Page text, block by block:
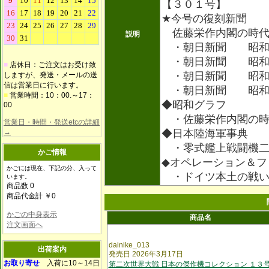
■ 店休日：ご注文はお受け致
しますが、発送・メールの送
信は営業日に行います。
■ 営業時間：10：00.～17：
00
営業日・時間・発送etcの詳細
→
かご情報
かごには現在、下記の分、入って
います。
商品数 0
商品代金計 ￥0
かごの中身表示
注文画面へ
出荷案内
お取り寄せ 入荷に10～14日
説明
【３０１号】
★今号の復刻新聞
佐藤栄作内閣の時代
・朝日新聞 昭和
・朝日新聞 昭和
・朝日新聞 昭和
・朝日新聞 昭和
◆昭和グラフ
・佐藤栄作内閣の
◆日本陸海軍事典
・零式艦上戦闘機
◆オペレーション＆
・ドイツ本土の戦
商品名
dainike_013
発売日 2026年3月17日
第二次世界大戦 日本の傑作機コレクション １３